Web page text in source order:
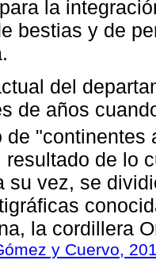
la
bestias y de
del
de años
de "continentes
resultado de lo
su vez, se
la cordillera
y Cuervo,